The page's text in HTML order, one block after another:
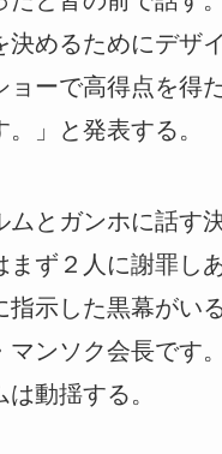
決めるためにデザ
ョーで高得点を得
」と発表する。
ムとガンホに話す
まず２人に謝罪し
指示した黒幕がい
マンソク会長です
動揺する。